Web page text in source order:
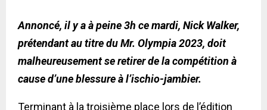
Annoncé, il y a à peine 3h ce mardi, Nick Walker,
prétendant au titre du Mr. Olympia 2023, doit
malheureusement se retirer de la compétition à
cause d’une blessure à l’ischio-jambier.
Terminant à la troisième place lors de l’édition